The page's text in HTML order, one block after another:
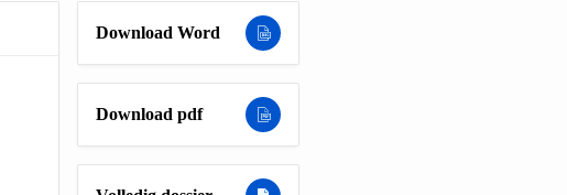
Download Word
Download pdf